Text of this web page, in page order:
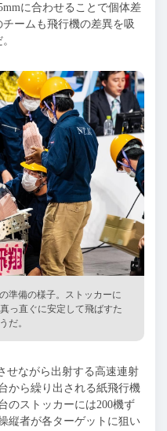
に合わせることで個体差
ームも飛行機の差異を吸
準備の様子。ストッカーに
っ直ぐに安定して飛ばすた
だ。
せながら出射する高速連射
から繰り出される紙飛行機
のストッカーには200機ず
縦者が各ターゲットに狙い